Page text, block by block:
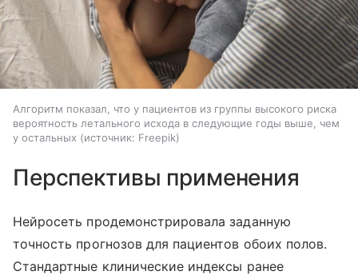
Алгоритм показал, что у пациентов из группы высокого риска
вероятность летального исхода в следующие годы выше, чем
у остальных
источник: Freepik
Перспективы применения
Нейросеть продемонстрировала заданную
точность прогнозов для пациентов обоих полов.
Стандартные клинические индексы ранее